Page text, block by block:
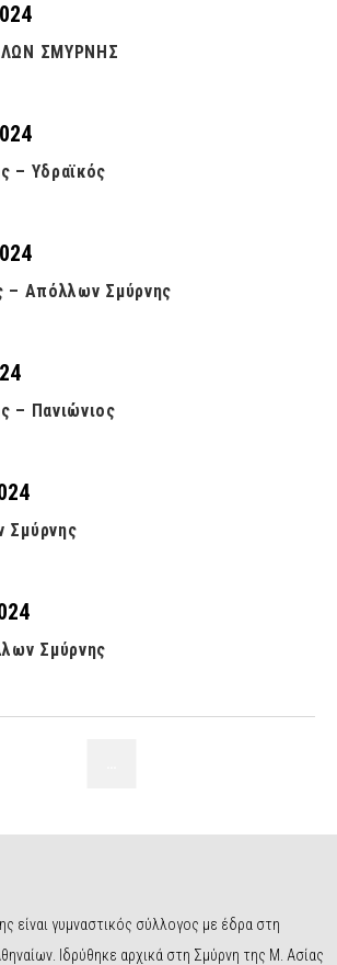
ΣΜΥΡΝΗΣ
– Υδραϊκός
– Απόλλων Σμύρνης
– Πανιώνιος
Σμύρνης
είναι γυμναστικός σύλλογος με έδρα στη
Ιδρύθηκε αρχικά στη Σμύρνη της Μ. Ασίας